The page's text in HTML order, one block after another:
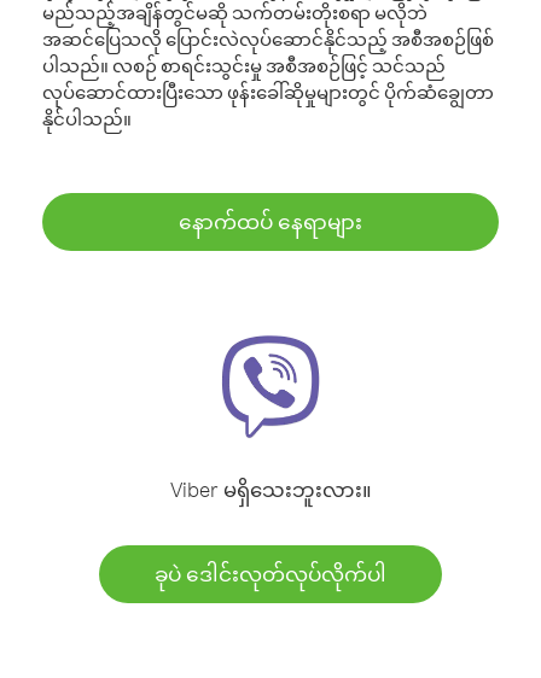
မည်သည့်အချိန်တွင်မဆို သက်တမ်းတိုးစရာ မလိုဘဲ
အဆင်ပြေသလို ပြောင်းလဲလုပ်ဆောင်နိုင်သည့် အစီအစဉ်ဖြစ်
ပါသည်။ လစဉ် စာရင်းသွင်းမှု အစီအစဉ်ဖြင့် သင်သည်
လုပ်ဆောင်ထားပြီးသော ဖုန်းခေါ်ဆိုမှုများတွင် ပိုက်ဆံချွေတာ
နိုင်ပါသည်။
နောက်ထပ် နေရာများ
Viber မရှိသေးဘူးလား။
ခုပဲ ဒေါင်းလုတ်လုပ်လိုက်ပါ